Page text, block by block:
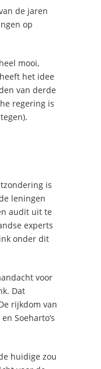
de jaren
op
mooi,
het idee
van derde
regering is
is
leningen
audit uit te
experts
onder dit
voor
Dat
rijkdom van
Soeharto’s
huidige zou